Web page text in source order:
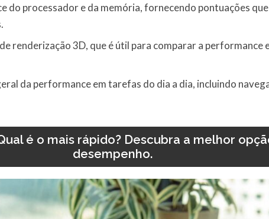
do processador e da memória, fornecendo pontuações
renderização 3D, que é útil para comparar a performance
da performance em tarefas do dia a dia, incluindo
é o mais rápido? Descubra a melhor
desempenho.